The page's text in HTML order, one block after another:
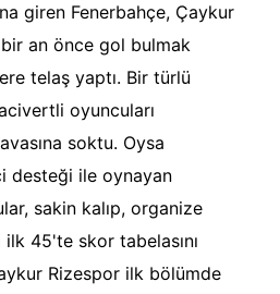
giren Fenerbahçe, Çaykur
bir an önce gol bulmak
telaş yaptı. Bir türlü
oyuncuları
soktu. Oysa
desteği ile oynayan
sakin kalıp, organize
45'te skor tabelasını
Rizespor ilk bölümde